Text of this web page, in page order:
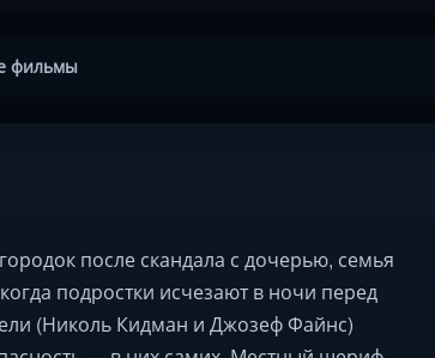
фильмы
после скандала с дочерью, семья
подростки исчезают в ночи перед
(Николь Кидман и Джозеф Файнс)